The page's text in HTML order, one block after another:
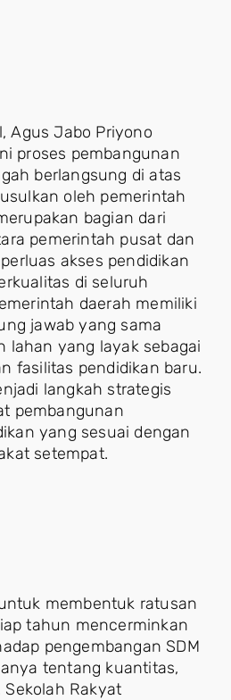
Agus Jabo Priyono
proses pembangunan
berlangsung di atas
oleh pemerintah
bagian dari
pemerintah pusat dan
akses pendidikan
di seluruh
daerah memiliki
jawab yang sama
lahan yang layak sebagai
fasilitas pendidikan baru.
langkah strategis
pembangunan
yang sesuai dengan
setempat.
membentuk ratusan
tahun mencerminkan
pengembangan SDM
tentang kuantitas,
Rakyat